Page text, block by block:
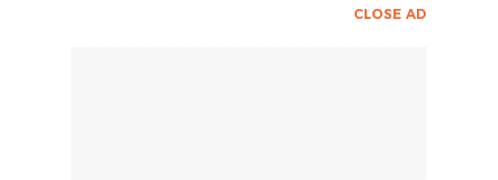
CLOSE AD